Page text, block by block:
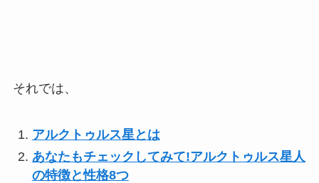
それでは、
アルクトゥルス星とは
あなたもチェックしてみて!アルクトゥルス星人
の特徴と性格8つ